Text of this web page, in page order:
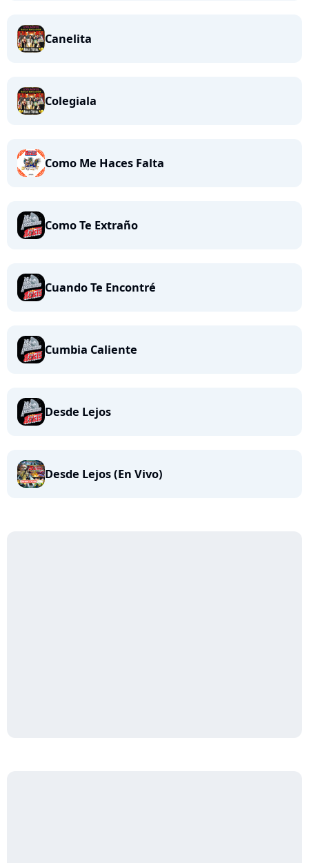
Canelita
Colegiala
Como Me Haces Falta
Como Te Extraño
Cuando Te Encontré
Cumbia Caliente
Desde Lejos
Desde Lejos (En Vivo)